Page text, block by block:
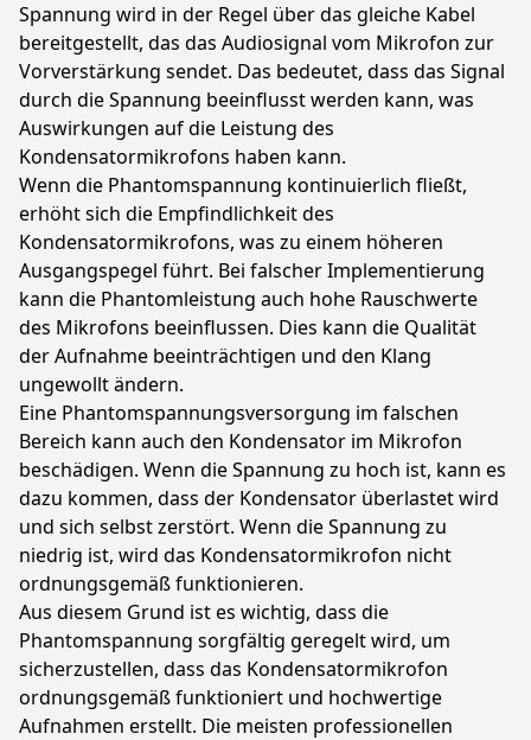
Spannung wird in der Regel über das gleiche Kabel
bereitgestellt, das das Audiosignal vom Mikrofon zur
Vorverstärkung sendet. Das bedeutet, dass das Signal
durch die Spannung beeinflusst werden kann, was
Auswirkungen auf die Leistung des
Kondensatormikrofons haben kann.
Wenn die Phantomspannung kontinuierlich fließt,
erhöht sich die Empfindlichkeit des
Kondensatormikrofons, was zu einem höheren
Ausgangspegel führt. Bei falscher Implementierung
kann die Phantomleistung auch hohe Rauschwerte
des Mikrofons beeinflussen. Dies kann die Qualität
der Aufnahme beeinträchtigen und den Klang
ungewollt ändern.
Eine Phantomspannungsversorgung im falschen
Bereich kann auch den Kondensator im Mikrofon
beschädigen. Wenn die Spannung zu hoch ist, kann es
dazu kommen, dass der Kondensator überlastet wird
und sich selbst zerstört. Wenn die Spannung zu
niedrig ist, wird das Kondensatormikrofon nicht
ordnungsgemäß funktionieren.
Aus diesem Grund ist es wichtig, dass die
Phantomspannung sorgfältig geregelt wird, um
sicherzustellen, dass das Kondensatormikrofon
ordnungsgemäß funktioniert und hochwertige
Aufnahmen erstellt. Die meisten professionellen